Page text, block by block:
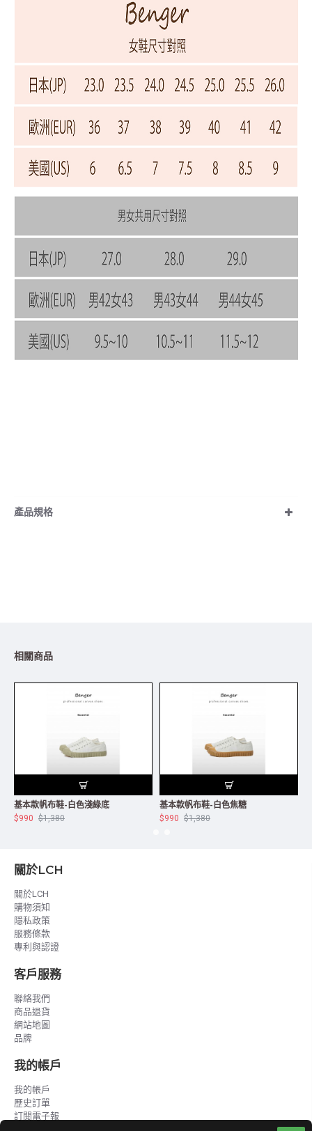
產品規格
相關商品
基本款帆布鞋-白色淺綠底
$990 $1,380
基本款帆布鞋-白色焦糖
$990 $1,380
關於LCH
關於LCH
購物須知
隱私政策
服務條款
專利與認證
客戶服務
聯絡我們
商品退貨
網站地圖
品牌
我的帳戶
我的帳戶
歷史訂單
訂閱電子報